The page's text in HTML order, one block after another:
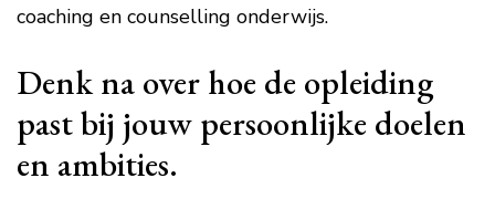
coaching en counselling onderwijs.
Denk na over hoe de opleiding
past bij jouw persoonlijke doelen
en ambities.